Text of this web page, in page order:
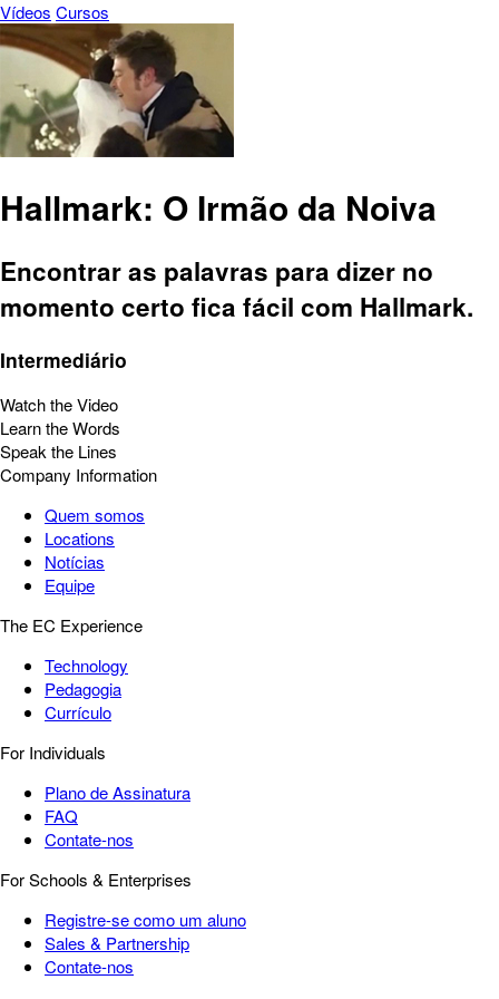
Vídeos Cursos
Hallmark: O Irmão da Noiva
Encontrar as palavras para dizer no
momento certo fica fácil com Hallmark.
Intermediário
Watch the Video
Learn the Words
Speak the Lines
Company Information
Quem somos
Locations
Notícias
Equipe
The EC Experience
Technology
Pedagogia
Currículo
For Individuals
Plano de Assinatura
FAQ
Contate-nos
For Schools & Enterprises
Registre-se como um aluno
Sales & Partnership
Contate-nos